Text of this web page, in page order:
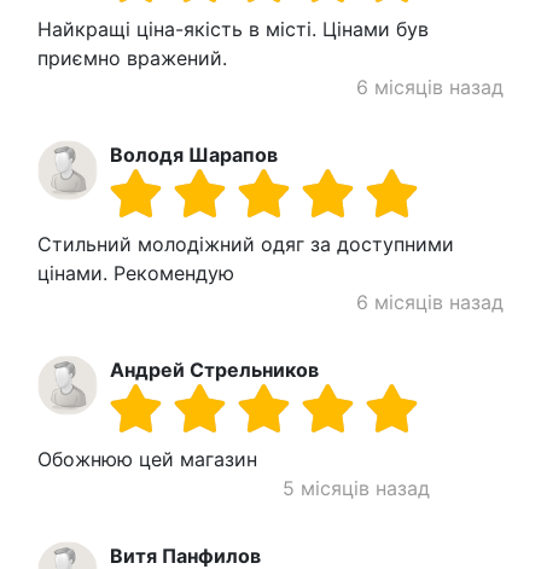
Найкращі ціна-якість в місті. Цінами був
приємно вражений.
6 місяців назад
Володя Шарапов
Стильний молодіжний одяг за доступними
цінами. Рекомендую
6 місяців назад
Андрей Стрельников
Обожнюю цей магазин
5 місяців назад
Витя Панфилов